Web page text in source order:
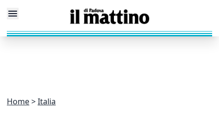
Home Italia